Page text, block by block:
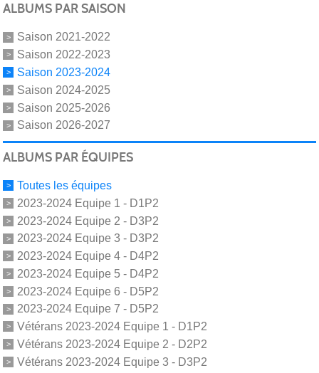
ALBUMS PAR SAISON
Saison 2021-2022
Saison 2022-2023
Saison 2023-2024
Saison 2024-2025
Saison 2025-2026
Saison 2026-2027
ALBUMS PAR ÉQUIPES
Toutes les équipes
2023-2024 Equipe 1 - D1P2
2023-2024 Equipe 2 - D3P2
2023-2024 Equipe 3 - D3P2
2023-2024 Equipe 4 - D4P2
2023-2024 Equipe 5 - D4P2
2023-2024 Equipe 6 - D5P2
2023-2024 Equipe 7 - D5P2
Vétérans 2023-2024 Equipe 1 - D1P2
Vétérans 2023-2024 Equipe 2 - D2P2
Vétérans 2023-2024 Equipe 3 - D3P2